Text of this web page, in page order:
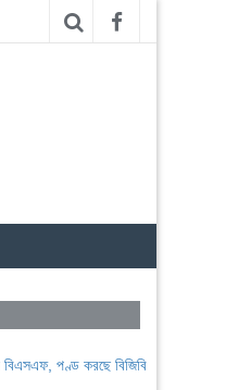
পণ্ড করছে বিজিবি |লেবাননের ঐতিহাসিক